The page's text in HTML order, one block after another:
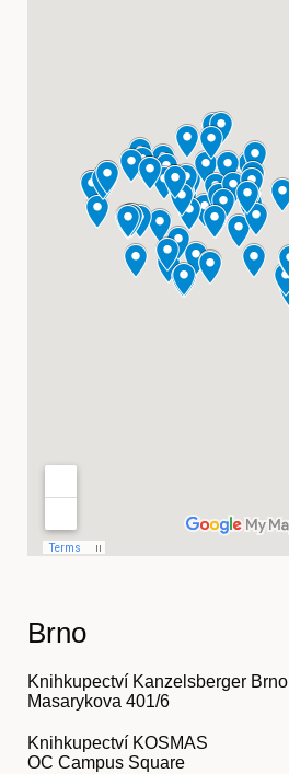
Časopis
Brno
Knihkupectví Kanzelsberger Brno
Masarykova 401/6
Knihkupectví KOSMAS
OC Campus Square